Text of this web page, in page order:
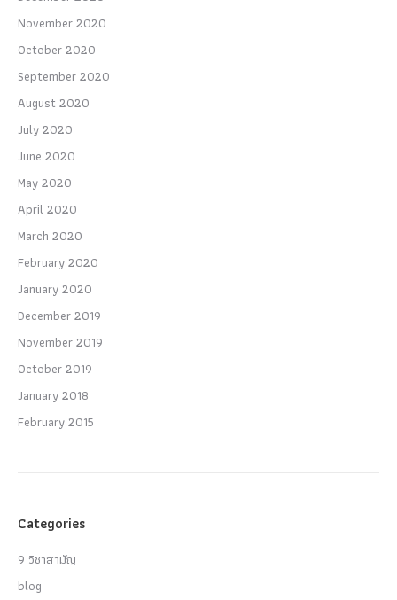
November 2020
October 2020
September 2020
August 2020
July 2020
June 2020
May 2020
April 2020
March 2020
February 2020
January 2020
December 2019
November 2019
October 2019
January 2018
February 2015
Categories
9 วิชาสามัญ
blog